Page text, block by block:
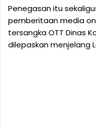
Penegasan itu
pemberitaan media
tersangka OTT Dinas
dilepaskan menjelang